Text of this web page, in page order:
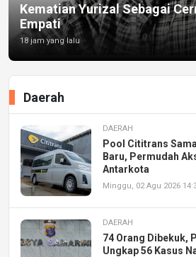
Kematian Yurizal Sebagai
Empati
18 jam yang lalu
Daerah
DAERAH
Pool Cititrans
Baru, Permudah
Antarkota
Minggu, 02 Agu 2026
DAERAH
74 Orang Dibekuk,
Ungkap 56 Kasus